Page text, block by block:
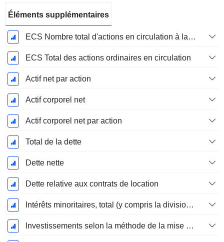
Éléments supplémentaires
ECS Nombre total d'actions en circulation à la date de dépôt
ECS Total des actions ordinaires en circulation
Actif net par action
Actif corporel net
Actif corporel net par action
Total de la dette
Dette nette
Dette relative aux contrats de location
Intérêts minoritaires, total (y compris la division financière)
Investissements selon la méthode de la mise en équivalence, total